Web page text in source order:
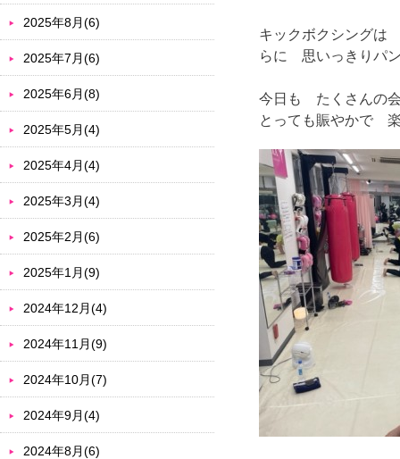
キックボクシングは
らに 思いっきりパ
今日も たくさんの
とっても賑やかで
2025年8月(6)
2025年7月(6)
2025年6月(8)
2025年5月(4)
2025年4月(4)
2025年3月(4)
2025年2月(6)
2025年1月(9)
2024年12月(4)
2024年11月(9)
2024年10月(7)
2024年9月(4)
2024年8月(6)